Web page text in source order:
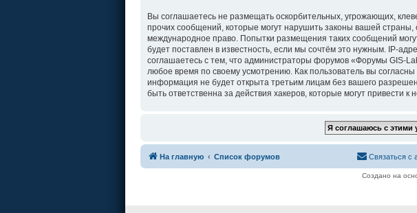
Вы соглашаетесь не размещать оскорбительных, угрожающих,
прочих сообщений, которые могут нарушить законы вашей
международное право. Попытки размещения таких сообщений
будет поставлен в известность, если мы сочтём это нужным. IP-
соглашаетесь с тем, что администраторы форумов «Форумы GIS-
любое время по своему усмотрению. Как пользователь вы
информация не будет открыта третьим лицам без вашего
быть ответственна за действия хакеров, которые могут привести к
На главную Список форумов Связаться с
Создано на